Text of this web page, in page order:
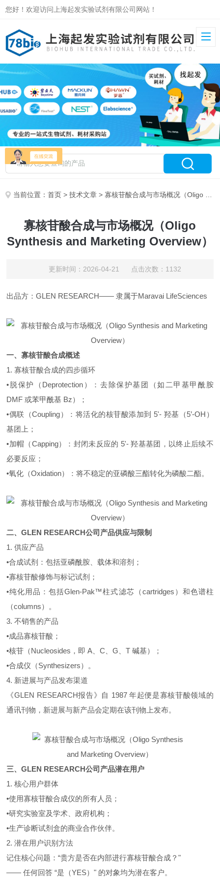
您好！欢迎访问上海起发实验试剂有限公司网站！
当前位置：首页 >技术文章 > 寡核苷酸合成与市场概况（Oligo Synthesis and Marketing Overview）
寡核苷酸合成与市场概况（Oligo
Synthesis and Marketing Overview）
更新时间：2026-04-21 点击次数：1132
出品方：GLEN RESEARCH—— 隶属于Maravai LifeSciences
一、寡核苷酸合成概述
1. 寡核苷酸合成的四步循环
•脱保护（Deprotection）：去除保护基团（如二甲基甲酰胺
DMF 或苯甲酰基 Bz）；
•偶联（Coupling）：将活化的核苷酸添加到 5'- 羟基（5’-OH）
基团上；
•加帽（Capping）：封闭未反应的 5'- 羟基基团，以终止后续不
必要反应；
•氧化（Oxidation）：将不稳定的亚磷酸三酯转化为磷酸二酯。
二、GLEN RESEARCH公司产品供应与限制
1. 供应产品
•合成试剂：包括亚磷酰胺、载体和溶剂；
•寡核苷酸修饰与标记试剂；
•纯化用品：包括Glen-Pak™柱式滤芯（cartridges）和色谱柱
（columns）。
3. 不销售的产品
•成品寡核苷酸；
•核苷（Nucleosides，即 A、C、G、T 碱基）；
•合成仪（Synthesizers）。
4. 新进展与产品发布渠道
《GLEN RESEARCH报告》自 1987 年起便是寡核苷酸领域的
通讯刊物，新进展与新产品会定期在该刊物上发布。
三、GLEN RESEARCH公司产品潜在用户
1. 核心用户群体
•使用寡核苷酸合成仪的所有人员；
•研究实验室及学术、政府机构；
•生产诊断试剂盒的商业合作伙伴。
2. 潜在用户识别方法
记住核心问题：“贵方是否在内部进行寡核苷酸合成？"
—— 任何回答 “是（YES）" 的对象均为潜在客户。